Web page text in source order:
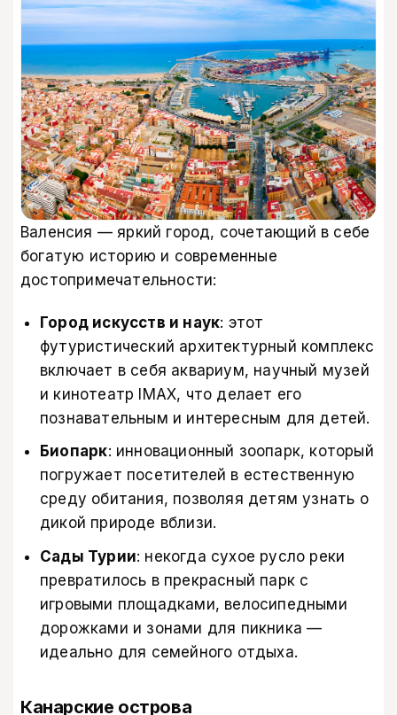
Валенсия — яркий город, сочетающий в себе
богатую историю и современные
достопримечательности:
Город искусств и наук: этот
футуристический архитектурный комплекс
включает в себя аквариум, научный музей
и кинотеатр IMAX, что делает его
познавательным и интересным для детей.
Биопарк: инновационный зоопарк, который
погружает посетителей в естественную
среду обитания, позволяя детям узнать о
дикой природе вблизи.
Сады Турии: некогда сухое русло реки
превратилось в прекрасный парк с
игровыми площадками, велосипедными
дорожками и зонами для пикника —
идеально для семейного отдыха.
Канарские острова